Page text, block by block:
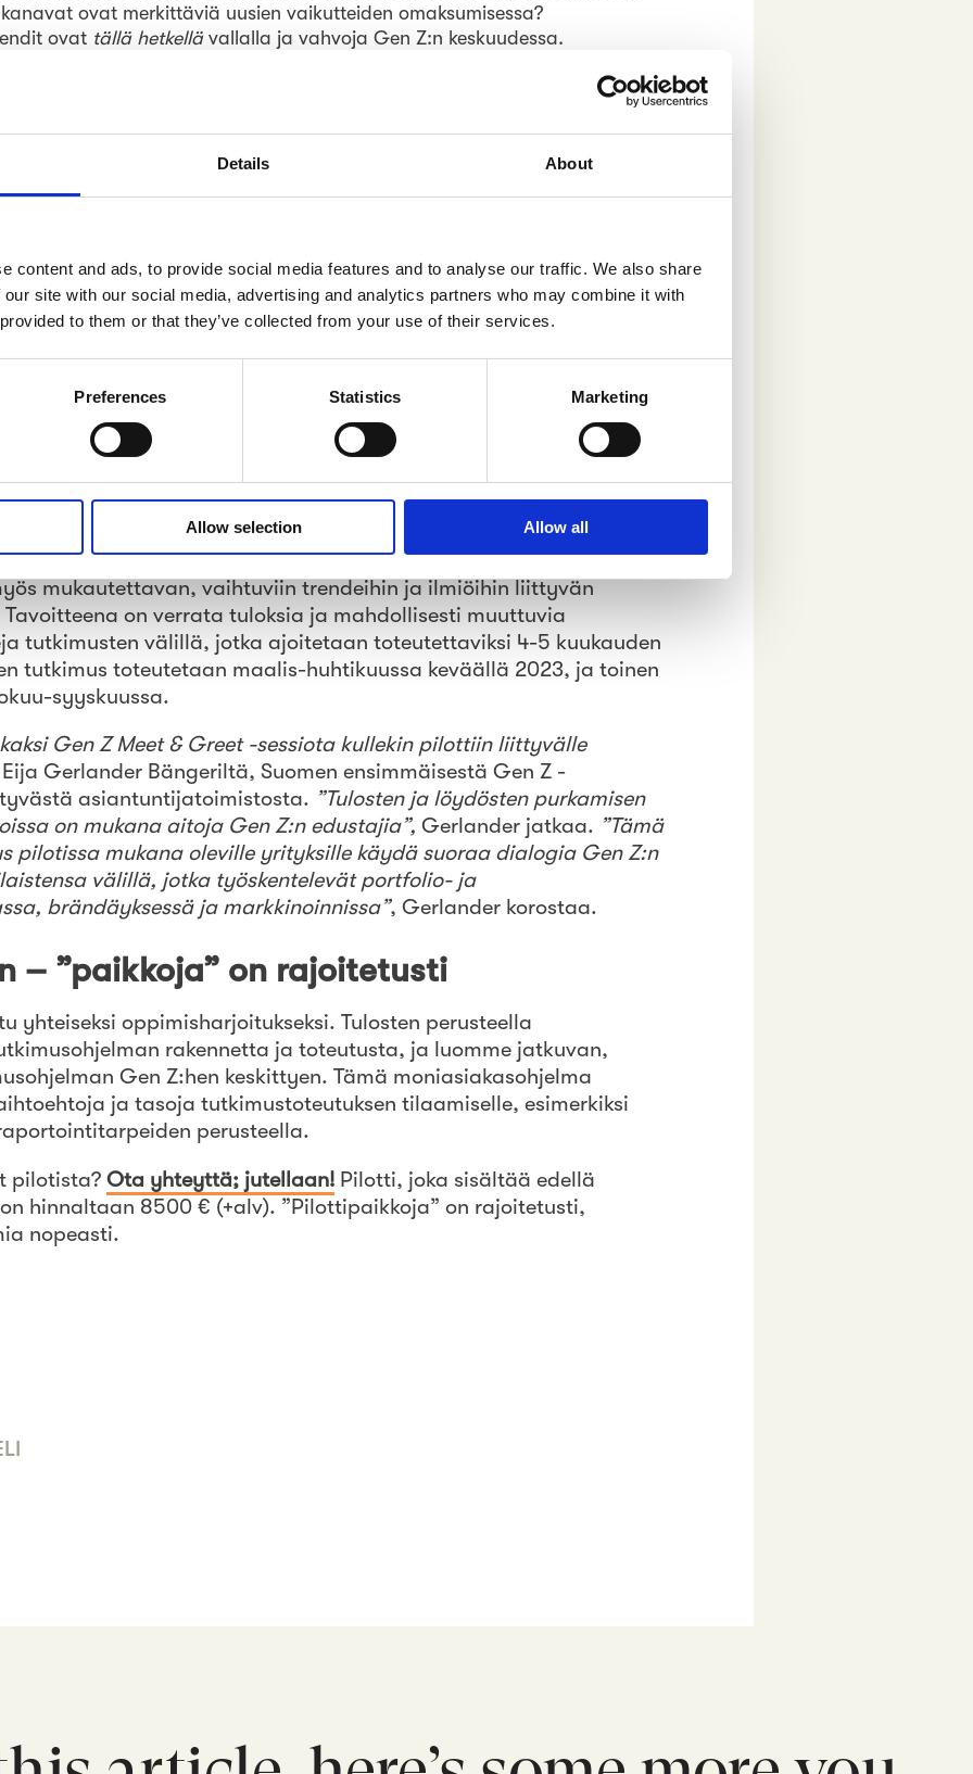
Details About
content and ads, to provide social media features and to analyse our traffic. We also share
site with our social media, advertising and analytics partners who may combine it with
to them or that they’ve collected from your use of their services.
Preferences Statistics Marketing
Allow selection Allow all
ovat merkittäviä uusien vaikutteiden omaksumisessa?
ovat tällä hetkellävallalla ja vahvoja Gen Z:n keskuudessa.
ilmiöt, asiat ja ajurit vaikuttavat heihin jotka ovat
voima yhteiskunnassamme.”
selkeä, hyvin strukturoitu ja ensikäden tietoon pohjautuva
Jyrki Kallinen Crowstilta.“Olemme puhuneet Gen Z:stä
kanssa, ja viesti jonka kuulemme on selkeä ja
erittäin kiinnostuneita ymmärtämään Gen Z:ä paremmin;
ajurit vaikuttavat heihin jotka ovat huomisen tärkein voima
Kallinen lisää.
Gen Z:n ytimeen
tutkimuksesta, johon kumpaankin vastaa 800 vastaajaa.
ovat 15-25-vuotiaat, ovat suurelta osin samanlaisia,
mukautettavan, vaihtuviin trendeihin ja ilmiöihin liittyvän
on verrata tuloksia ja mahdollisesti muuttuvia
tutkimusten välillä, jotka ajoitetaan toteutettaviksi 4-5 kuukauden
tutkimus toteutetaan maalis-huhtikuussa keväällä 2023, ja toinen
syyskuussa.
Gen Z Meet & Greet -sessiota kullekin pilottiin liittyvälle
Gerlander Bängeriltä, Suomen ensimmäisestä Gen Z -
asiantuntijatoimistosta. ”Tulosten ja löydösten purkamisen
on mukana aitoja Gen Z:n edustajia”,Gerlander jatkaa. ”Tämä
pilotissa mukana oleville yrityksille käydä suoraa dialogia Gen Z:n
välillä, jotka työskentelevät portfolio- ja
brändäyksessä ja markkinoinnissa”, Gerlander korostaa.
– ”paikkoja” on rajoitetusti
yhteiseksi oppimisharjoitukseksi. Tulosten perusteella
rakennetta ja toteutusta, ja luomme jatkuvan,
Gen Z:hen keskittyen. Tämä moniasiakasohjelma
ja tasoja tutkimustoteutuksen tilaamiselle, esimerkiksi
perusteella.
pilotista?Ota yhteyttä; jutellaan! Pilotti, joka sisältää edellä
hinnaltaan 8500 € (+alv). ”Pilottipaikkoja” on rajoitetusti,
nopeasti.